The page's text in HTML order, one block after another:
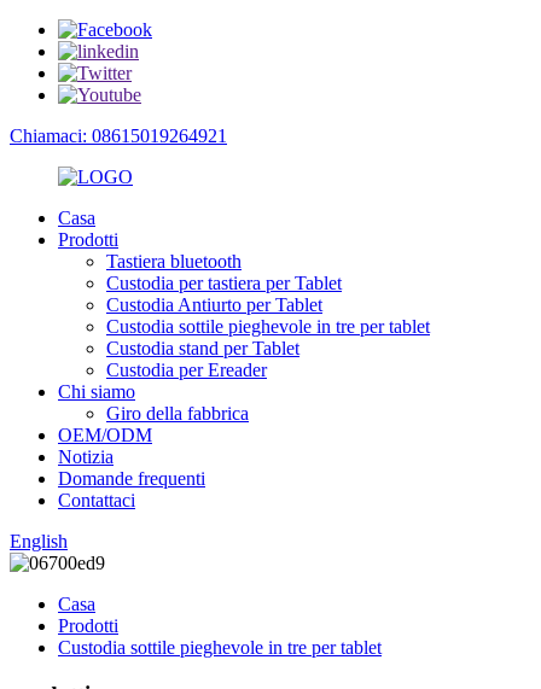
Chiamaci: 08615019264921
Casa
Prodotti
Tastiera bluetooth
Custodia per tastiera per Tablet
Custodia Antiurto per Tablet
Custodia sottile pieghevole in tre per tablet
Custodia stand per Tablet
Custodia per Ereader
Chi siamo
Giro della fabbrica
OEM/ODM
Notizia
Domande frequenti
Contattaci
English
Casa
Prodotti
Custodia sottile pieghevole in tre per tablet